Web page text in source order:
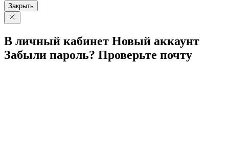
Закрыть
В личный кабинет Новый аккаунт
Забыли пароль? Проверьте почту